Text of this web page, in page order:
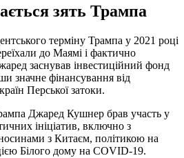
зять Трампа
терміну Трампа у 2021 році
до Маямі і фактично
заснував інвестиційний фонд
значне фінансування від
Перської затоки.
Джаред Кушнер брав участь у
ініціатив, включно з
з Китаєм, політикою на
Білого дому на COVID-19.